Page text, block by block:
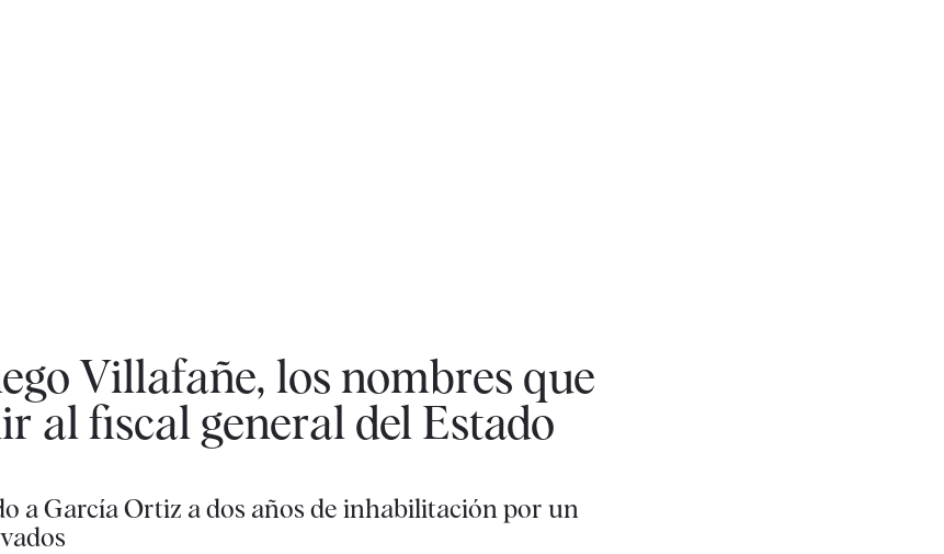
Villafañe, los nombres que
al fiscal general del Estado
a García Ortiz a dos años de inhabilitación por un